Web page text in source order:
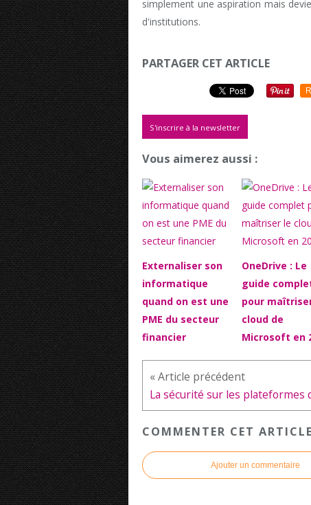
simplement une aspiration mais
d'institutions.
PARTAGER CET ARTICLE
S'inscrire à la newsletter
Vous aimerez aussi :
Externaliser son
informatique
quand on est une
PME du secteur
financier
OneDrive : Le
guide
pour
cloud de
Microsoft en
COMMENTER CET ARTICLE
Ajouter un commentaire